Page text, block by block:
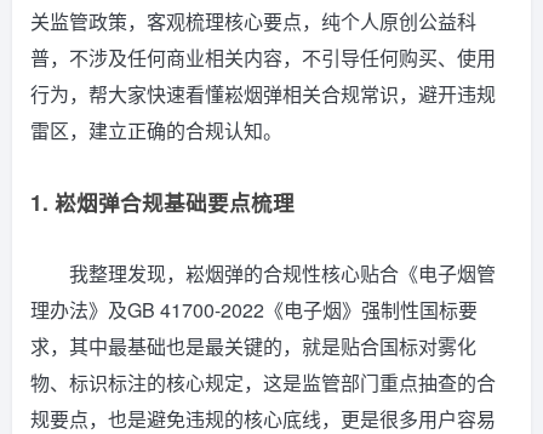
关监管政策，客观梳理核心要点，纯个人原创公益科
普，不涉及任何商业相关内容，不引导任何购买、使用
行为，帮大家快速看懂崧烟弹相关合规常识，避开违规
雷区，建立正确的合规认知。
1. 崧烟弹合规基础要点梳理
我整理发现，崧烟弹的合规性核心贴合《电子烟管
理办法》及GB 41700-2022《电子烟》强制性国标要
求，其中最基础也是最关键的，就是贴合国标对雾化
物、标识标注的核心规定，这是监管部门重点抽查的合
规要点，也是避免违规的核心底线，更是很多用户容易